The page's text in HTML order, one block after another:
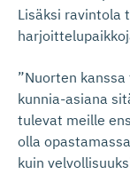
Lisäksi ravintola
”Nuorten
kunnia-asiana
tulevat meille
olla
kuin